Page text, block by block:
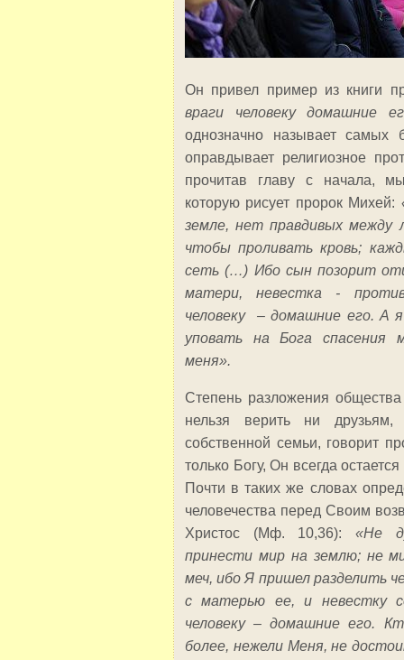
Он привел пример из книги
враги человеку домашние
однозначно называет самых
оправдывает религиозное
прочитав главу с начала,
которую рисует пророк Михей:
земле, нет правдивых между
чтобы проливать кровь;
сеть (…) Ибо сын позорит
матери, невестка -
человеку – домашние его. А
уповать на Бога спасения
меня».
Степень разложения
нельзя верить ни
собственной семьи, говорит
только Богу, Он всегда
Почти в таких же словах
человечества перед Своим
Христос (Мф. 10,36):«Не
принести мир на землю; не
меч, ибо Я пришел разделить
с матерью ее, и невестку
человеку – домашние его.
более, нежели Меня, не